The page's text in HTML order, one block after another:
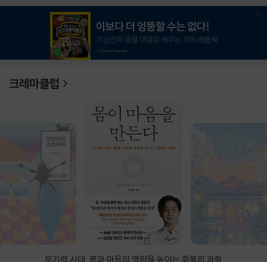
크레마클럽
무기력 시대, 몸과 마음의 역량을 높이는 회복의 과학